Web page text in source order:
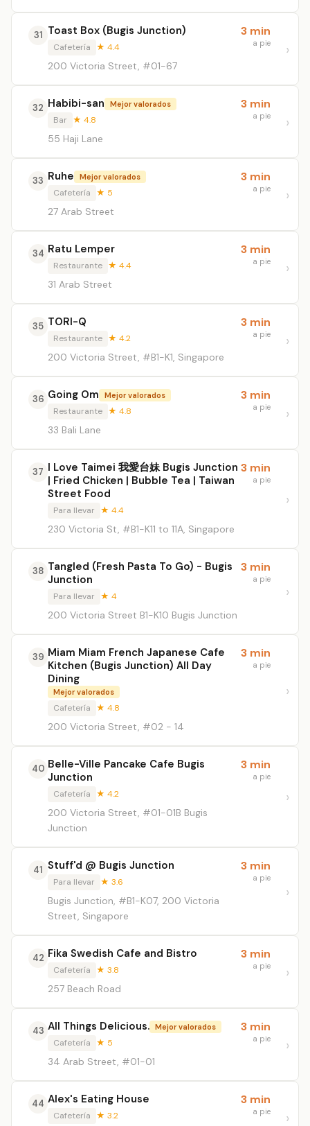
31 Toast Box (Bugis Junction)
Cafetería ★ 4.4
200 Victoria Street, #01-67
3 min
a pie
32 Habibi-san Mejor valorados
Bar ★ 4.8
55 Haji Lane
3 min
a pie
33 Ruhe Mejor valorados
Cafetería ★ 5
27 Arab Street
3 min
a pie
34 Ratu Lemper
Restaurante ★ 4.4
31 Arab Street
3 min
a pie
35 TORI-Q
Restaurante ★ 4.2
200 Victoria Street, #B1-K1, Singapore
3 min
a pie
36 Going Om Mejor valorados
Restaurante ★ 4.8
33 Bali Lane
3 min
a pie
37 I Love Taimei 我愛台妹 Bugis Junction
| Fried Chicken | Bubble Tea | Taiwan
Street Food
Para llevar ★ 4.4
230 Victoria St, #B1-K11 to 11A, Singapore
3 min
a pie
38 Tangled (Fresh Pasta To Go) - Bugis
Junction
Para llevar ★ 4
200 Victoria Street B1-K10 Bugis Junction
3 min
a pie
39 Miam Miam French Japanese Cafe
Kitchen (Bugis Junction) All Day
Dining
Mejor valorados
Cafetería ★ 4.8
200 Victoria Street, #02 - 14
3 min
a pie
40 Belle-Ville Pancake Cafe Bugis
Junction
Cafetería ★ 4.2
200 Victoria Street, #01-01B Bugis
Junction
3 min
a pie
41 Stuff'd @ Bugis Junction
Para llevar ★ 3.6
Bugis Junction, #B1-K07, 200 Victoria
Street, Singapore
3 min
a pie
42 Fika Swedish Cafe and Bistro
Cafetería ★ 3.8
257 Beach Road
3 min
a pie
43 All Things Delicious. Mejor valorados
Cafetería ★ 5
34 Arab Street, #01-01
3 min
a pie
44 Alex's Eating House
Cafetería ★ 3.2
3 min
a pie